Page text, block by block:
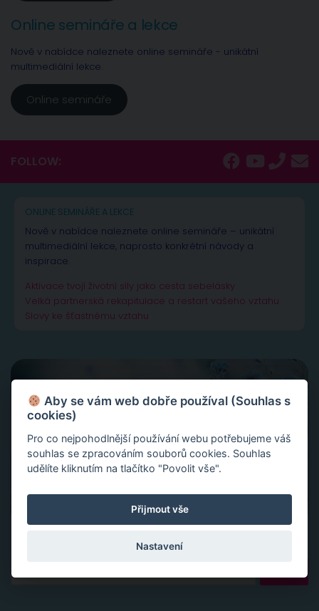
Online semináře a lekce
Nově v nabídce naleznete online semináře - unikátní
multimediální lekce.
Online semináře
FOLLOW:
ONLINE SEMINÁŘE A LEKCE
Nově v nabídce naleznete online semináře – unikátní
multimediální lekce, naprosto konkrétní návody a
inspirace.
Aktivace tvojí životní síly jako cesta sebelásky
Velká partnerská rekapitulace a restart vašeho vztahu
Slovy ke šťastnému vztahu
Aby se vám web dobře používal (Souhlas s
cookies)
Pro co nejpohodlnější používání webu potřebujeme váš
souhlas se zpracováním souborů cookies. Souhlas
udělíte kliknutím na tlačítko "Povolit vše".
Přijmout vše
Nastavení